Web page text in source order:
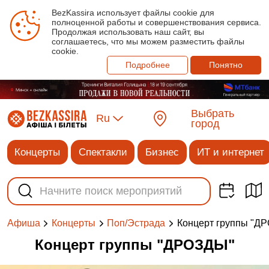
BezKassira использует файлы cookie для
полноценной работы и совершенствования сервиса.
Продолжая использовать наш сайт, вы
соглашаетесь, что мы можем разместить файлы
cookie.
Подробнее
Понятно
Ru
Выбрать
город
Концерты Спектакли Бизнес ИТ и интернет
Афиша Концерты Поп/Эстрада Концерт группы
Концерт группы "ДРОЗДЫ"